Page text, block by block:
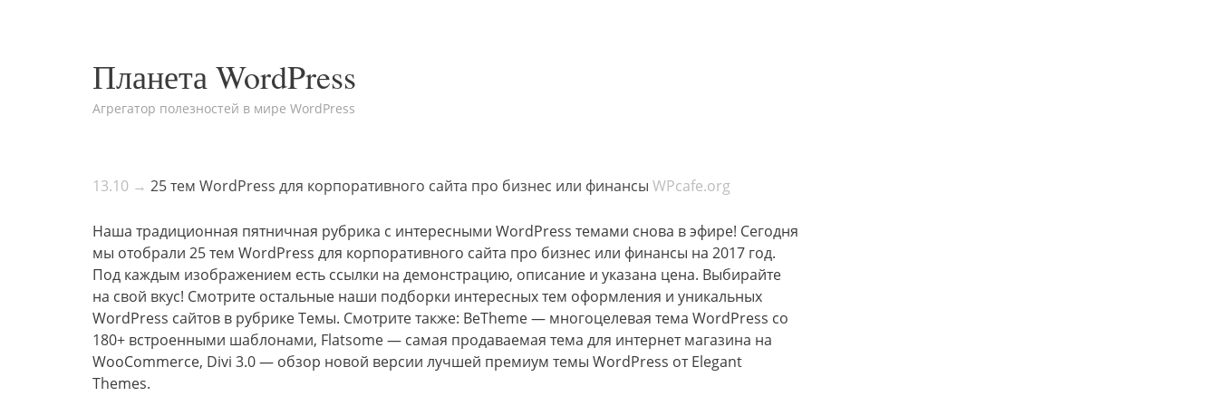
Планета WordPress
Агрегатор полезностей в мире WordPress
13.10 → 25 тем WordPress для корпоративного сайта про бизнес или финансы WPcafe.org
Наша традиционная пятничная рубрика с интересными WordPress темами снова в эфире! Сегодня
мы отобрали 25 тем WordPress для корпоративного сайта про бизнес или финансы на 2017 год.
Под каждым изображением есть ссылки на демонстрацию, описание и указана цена. Выбирайте
на свой вкус! Смотрите остальные наши подборки интересных тем оформления и уникальных
WordPress сайтов в рубрике Темы. Смотрите также: BeTheme — многоцелевая тема WordPress со
180+ встроенными шаблонами, Flatsome — самая продаваемая тема для интернет магазина на
WooCommerce, Divi 3.0 — обзор новой версии лучшей премиум темы WordPress от Elegant
Themes.